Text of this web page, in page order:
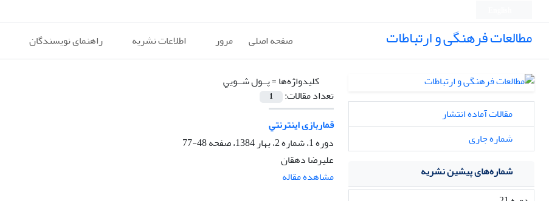
مطالعات فرهنگی و ارتباطات صفحه اصلی مرور اطلاعات نشریه راهنمای نویسندگان
کلیدواژه‌ها =ﭘــﻮل ﺷــﻮﻳﻲ
تعداد مقالات:
1
ﻗﻤﺎرﺑﺎزی اﻳﻨﺘﺮﻧﺘﻲ
دوره 1، شماره 2، بهار 1384، صفحه
48-77
علیرضا دهقان
مشاهده مقاله
مقالات آماده انتشار
شماره جاری
شماره‌های پیشین نشریه